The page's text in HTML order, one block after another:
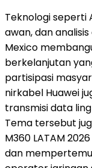
Teknologi seperti
awan, dan
Mexico
berkelanjutan
partisipasi
nirkabel Huawei
transmisi data
Tema tersebut
M360 LATAM
dan